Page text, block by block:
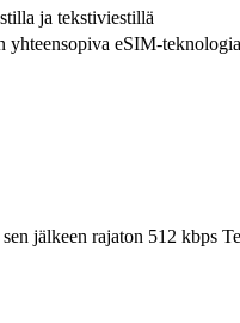
ja tekstiviestillä
eSIM-
jälkeen rajaton 512 kbps